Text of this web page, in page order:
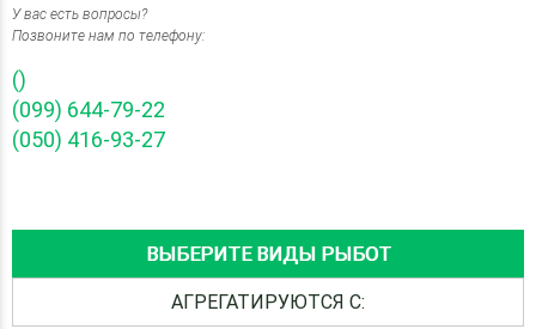
У вас есть вопросы?
Позвоните нам по телефону:
()
(099) 644-79-22
(050) 416-93-27
ВЫБЕРИТЕ ВИДЫ РЫБОТ
АГРЕГАТИРУЮТСЯ С: